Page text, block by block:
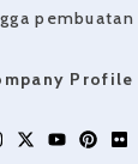
Profile